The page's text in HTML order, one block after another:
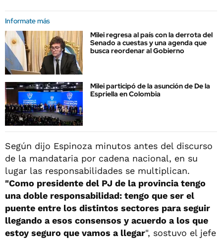
Informate más
Milei regresa al país con la derrota del
Senado a cuestas y una agenda que
busca reordenar al Gobierno
Milei participó de la asunción de De la
Espriella en Colombia
Según dijo Espinoza minutos antes del discurso
de la mandataria por cadena nacional, en su
lugar las responsabilidades se multiplican.
"Como presidente del PJ de la provincia tengo
una doble responsabilidad: tengo que ser el
puente entre los distintos sectores para seguir
llegando a esos consensos y acuerdo a los que
estoy seguro que vamos a llegar", sostuvo el jefe